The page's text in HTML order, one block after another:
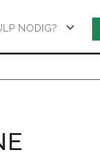
NODIG?